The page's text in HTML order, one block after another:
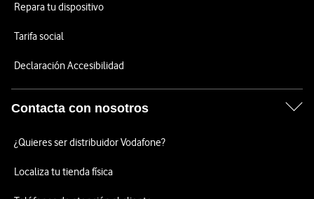
Repara tu dispositivo
Tarifa social
Declaración Accesibilidad
Contacta con nosotros
¿Quieres ser distribuidor Vodafone?
Localiza tu tienda física